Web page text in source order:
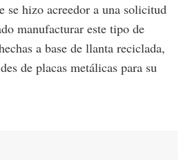
se hizo acreedor a una solicitud
manufacturar este tipo de
a base de llanta reciclada,
de placas metálicas para su